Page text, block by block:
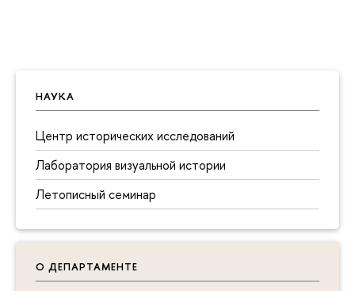
НАУКА
Центр исторических исследований
Лаборатория визуальной истории
Летописный семинар
О ДЕПАРТАМЕНТЕ